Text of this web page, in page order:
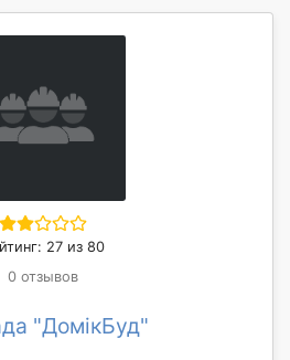
27 из 80
0 отзывов
"ДомікБуд"